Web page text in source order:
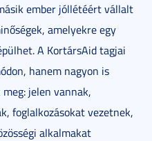
ember jóllétéért vállalt
amelyekre egy
A KortársAid tagjai
hanem nagyon is
jelen vannak,
foglalkozásokat vezetnek,
alkalmakat